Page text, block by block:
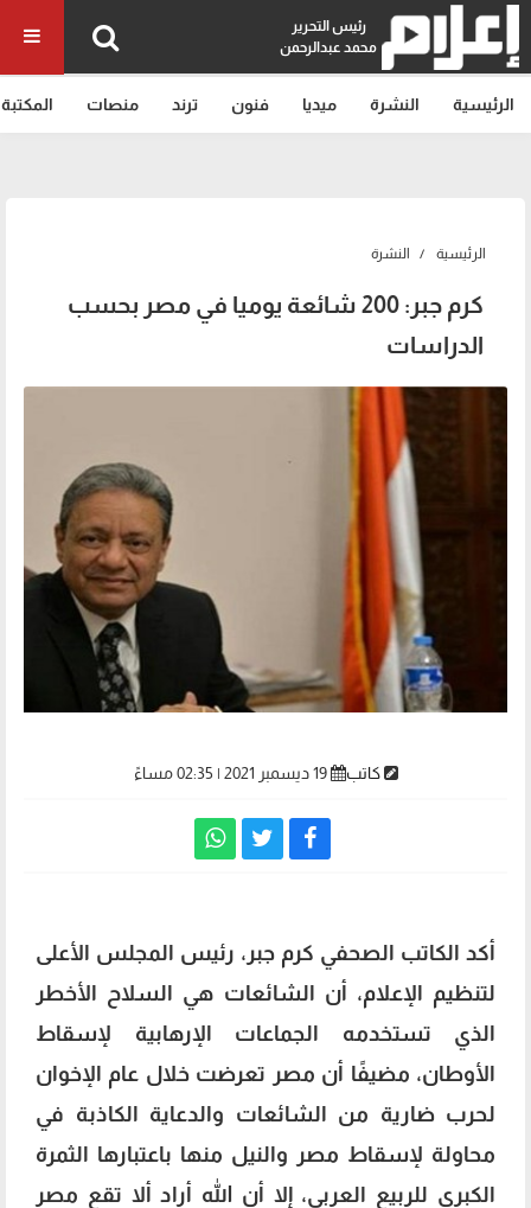
رئيس التحرير
محمد عبدالرحمن
الرئيسية النشرة ميديا فنون ترند منصات المكتبة
الرئيسية النشرة
كرم جبر: 200 شائعة يوميا في مصر بحسب
الدراسات
كاتب 19 ديسمبر 2021 | 02:35 مساءً
أكد الكاتب الصحفي كرم جبر، رئيس المجلس الأعلى
لتنظيم الإعلام، أن الشائعات هي السلاح الأخطر
الذي تستخدمه الجماعات الإرهابية لإسقاط
الأوطان، مضيفًا أن مصر تعرضت خلال عام الإخوان
لحرب ضارية من الشائعات والدعاية الكاذبة في
محاولة لإسقاط مصر والنيل منها باعتبارها الثمرة
الكبرى للربيع العربي، إلا أن الله أراد ألا تقع مصر